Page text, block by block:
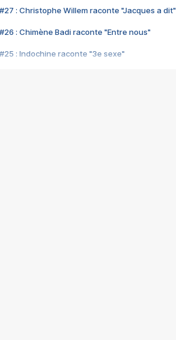
#27 : Christophe Willem raconte "Jacques a dit"
#26 : Chimène Badi raconte "Entre nous"
#25 : Indochine raconte "3e sexe"